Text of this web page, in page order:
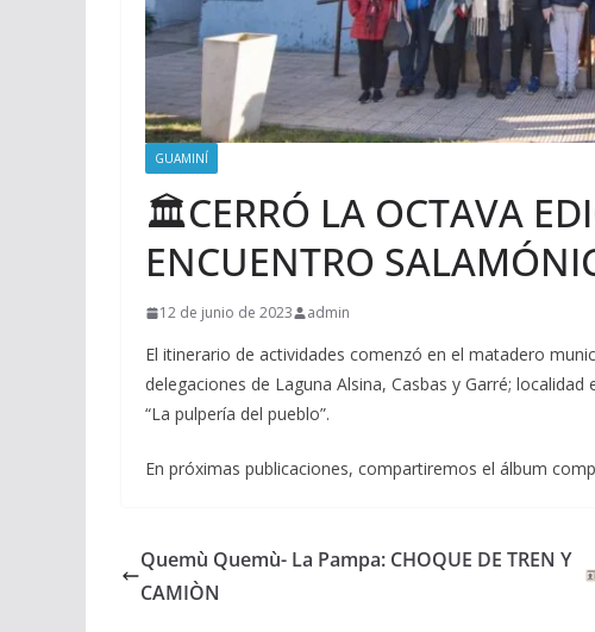
GUAMINÍ
🏛CERRÓ LA OCTAVA
ENCUENTRO
12 de junio de 2023 admin
El itinerario de actividades comenzó en el matadero
delegaciones de Laguna Alsina, Casbas y Garré;
“La pulpería del pueblo”.
En próximas publicaciones, compartiremos el álbum
Quemù Quemù- La Pampa: CHOQUE DE TREN Y
CAMIÒN